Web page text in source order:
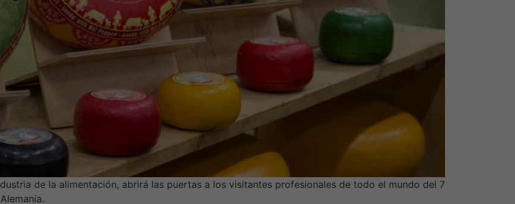
de la alimentación, abrirá las puertas a los visitantes profesionales de todo el mundo del 7